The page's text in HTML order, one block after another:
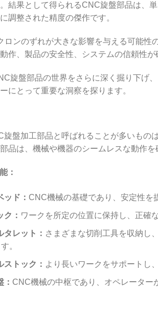
結果として得られるCNC旋盤部品は、
調整された精度の傑作です。
ロンのずれが大きな影響を与える可能
作、製品の安全性、システムの信頼性が
旋盤部品の世界をさらに深く掘り下げ
にとって重要な洞察を探ります。
盤加工部品と呼ばれることが多いもの
品は、機械や機器のシームレスな動作
：
ッド： CNC機械の基礎であり、安定性を
ク： ワークを所定の位置に保持し、正確
タレット： さまざまな切削工具を収納し
。
ストック： より長いワークをサポートし
： CNC機械の中枢であり、オペレーター